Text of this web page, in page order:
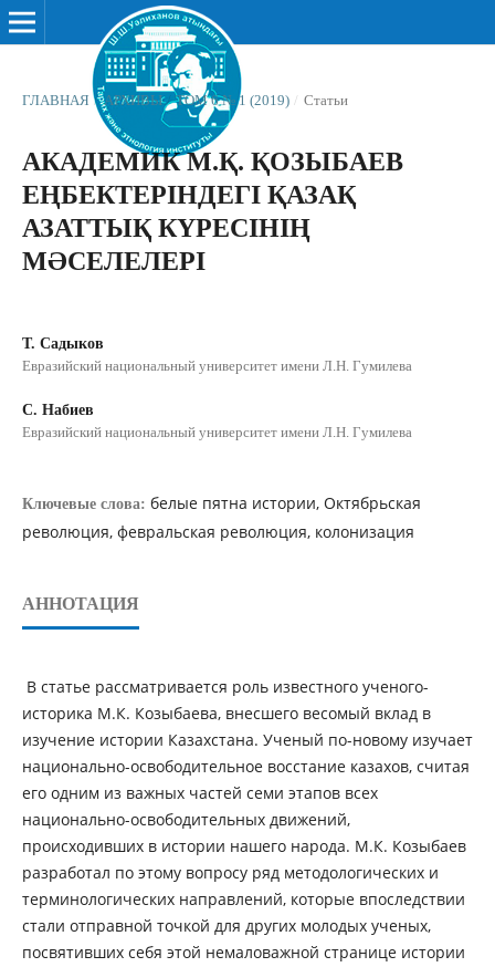
ГЛАВНАЯ / АРХИВЫ / ТОМ 6 № 1 (2019) / Статьи
АКАДЕМИК М.Қ. ҚОЗЫБАЕВ
ЕҢБЕКТЕРІНДЕГІ ҚАЗАҚ
АЗАТТЫҚ КҮРЕСІНІҢ
МƏСЕЛЕЛЕРІ
Т. Садыков
Евразийский национальный университет имени Л.Н. Гумилева
С. Набиев
Евразийский национальный университет имени Л.Н. Гумилева
Ключевые слова: белые пятна истории, Октябрьская
революция, февральская революция, колонизация
АННОТАЦИЯ
В статье рассматривается роль известного ученого-
историка М.К. Козыбаева, внесшего весомый вклад в
изучение истории Казахстана. Ученый по-новому изучает
национально-освободительное восстание казахов, считая
его одним из важных частей семи этапов всех
национально-освободительных движений,
происходивших в истории нашего народа. М.К. Козыбаев
разработал по этому вопросу ряд методологических и
терминологических направлений, которые впоследствии
стали отправной точкой для других молодых ученых,
посвятивших себя этой немаловажной странице истории